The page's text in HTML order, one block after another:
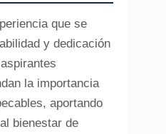
que se
y dedicación
la importancia
aportando
bienestar de